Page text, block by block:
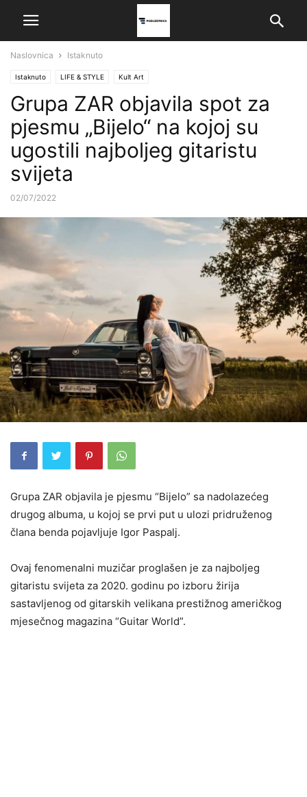
Naslovnica Istaknuto
Istaknuto LIFE & STYLE Kult Art
Grupa ZAR objavila spot za
pjesmu „Bijelo“ na kojoj su
ugostili najboljeg gitaristu
svijeta
02/07/2022
Grupa ZAR objavila je pjesmu “Bijelo” sa nadolazećeg
drugog albuma, u kojoj se prvi put u ulozi pridruženog
člana benda pojavljuje Igor Paspalj.
Ovaj fenomenalni muzičar proglašen je za najboljeg
gitaristu svijeta za 2020. godinu po izboru žirija
sastavljenog od gitarskih velikana prestižnog američkog
mjesečnog magazina “Guitar World”.